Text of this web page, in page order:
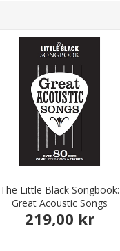
The Little Black Songbook:
Great Acoustic Songs
219,00 kr